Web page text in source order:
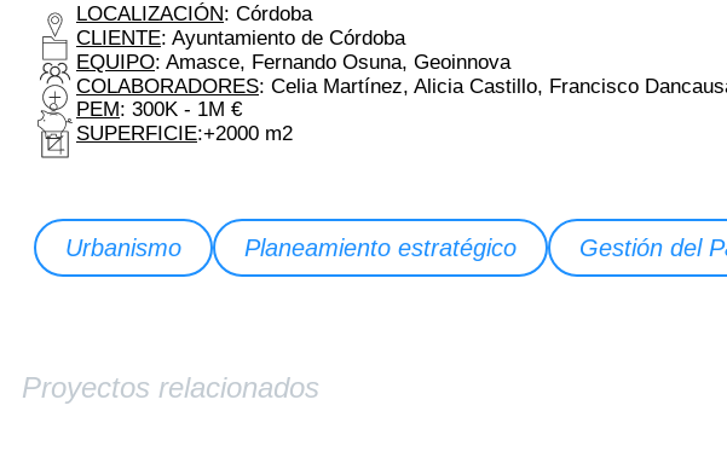
LOCALIZACIÓN: Córdoba
CLIENTE: Ayuntamiento de Córdoba
EQUIPO: Amasce, Fernando Osuna, Geoinnova
COLABORADORES: Celia Martínez, Alicia Castillo, Francisco
PEM: 300K - 1M €
SUPERFICIE:+2000 m2
Urbanismo Planeamiento estratégico Gestión del
Proyectos relacionados